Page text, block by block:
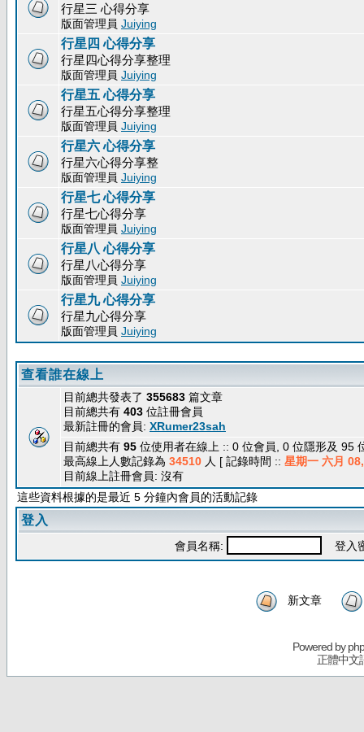
行星三 心得分享
版面管理員 Juiying
行星四 心得分享
行星四心得分享整理
版面管理員 Juiying
行星五 心得分享
行星五心得分享整理
版面管理員 Juiying
行星六 心得分享
行星六心得分享整
版面管理員 Juiying
行星七 心得分享
行星七心得分享
版面管理員 Juiying
行星八 心得分享
行星八心得分享
版面管理員 Juiying
行星九 心得分享
行星九心得分享
版面管理員 Juiying
查看誰在線上
目前總共發表了 355683 篇文章
目前總共有 403 位註冊會員
最新註冊的會員: XRumer23sah
目前總共有 95 位使用者在線上 :: 0 位會員, 0 位隱形及
最高線上人數記錄為 34510 人 [ 記錄時間 :: 星期一 六月
目前線上註冊會員: 沒有
這些資料根據的是最近 5 分鐘內會員的活動記錄
登入
會員名稱: 登入
新文章
Powered by
正體中文